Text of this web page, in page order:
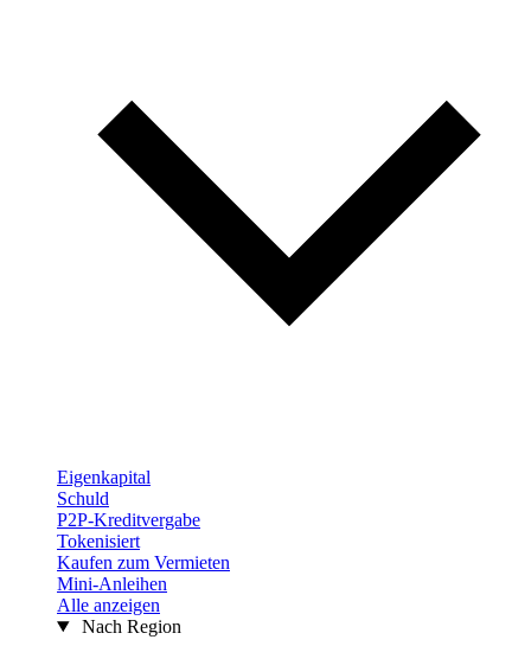
Eigenkapital
Schuld
P2P-Kreditvergabe
Tokenisiert
Kaufen zum Vermieten
Mini-Anleihen
Alle anzeigen
Nach Region